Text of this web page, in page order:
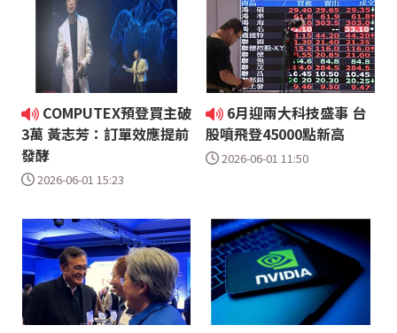
COMPUTEX預登買主破
3萬 黃志芳：訂單效應提前
發酵
2026-06-01 15:23
6月迎兩大科技盛事 台
股噴飛登45000點新高
2026-06-01 11:50